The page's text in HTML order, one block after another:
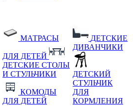
МАТРАСЫ
ДЛЯ ДЕТЕЙ
ДЕТСКИЕ СТОЛЫ
И СТУЛЬЧИКИ
КОМОДЫ
ДЛЯ ДЕТЕЙ
ДЕТСКИЕ
ДИВАНЧИКИ
ДЕТСКИЙ
СТУЛЬЧИК
ДЛЯ
КОРМЛЕНИЯ